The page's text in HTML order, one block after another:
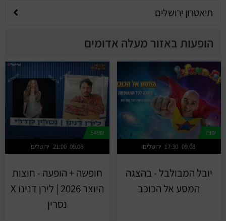
תיאטרון ירושלים
הופעות באזור מעלה אדומים
79₪
ירושלים 17:30 09.08
יובל המבולבל - בהצגה
המסע אל הכוכב
549₪
ירושלים 21:00 09.08
חופשה + הופעה - חוצות
היוצר 2026 | לירן דנינו X
נסרין